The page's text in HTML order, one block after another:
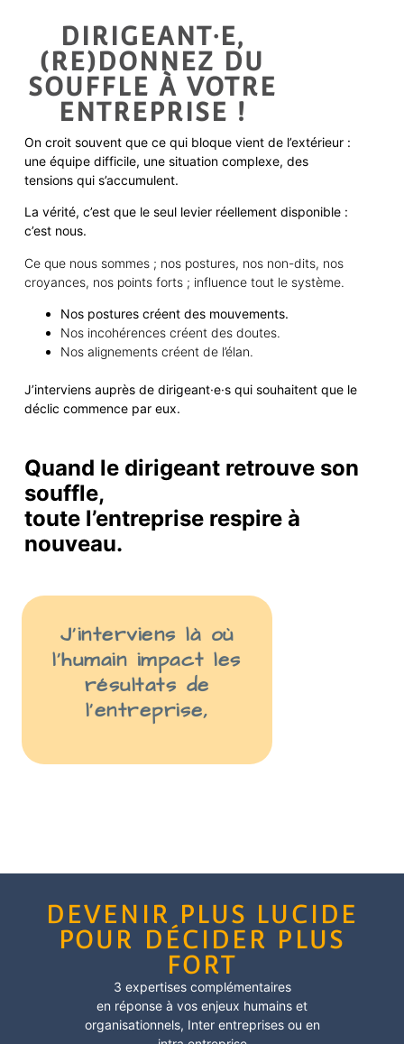
J’interviens là où
l’humain impact les
résultats de
l’entreprise,
DIRIGEANT·E,
(RE)DONNEZ DU
SOUFFLE À VOTRE
ENTREPRISE !
On croit souvent que ce qui bloque vient de l’extérieur :
une équipe difficile, une situation complexe, des
tensions qui s’accumulent.
La vérité, c’est que le seul levier réellement disponible :
c’est nous.
Ce que nous sommes ; nos postures, nos non-dits, nos
croyances, nos points forts ; influence tout le système.
Nos postures créent des mouvements.
Nos incohérences créent des doutes.
Nos alignements créent de l’élan.
J’interviens auprès de dirigeant·e·squi souhaitent que le
déclic commence par eux.
Quand le dirigeant retrouve son
souffle,
toute l’entreprise respire à
nouveau.
DEVENIR PLUS LUCIDE
POUR DÉCIDER PLUS
FORT
3 expertises complémentaires
en réponse à vos enjeux humains et
organisationnels, Inter entreprisesou en